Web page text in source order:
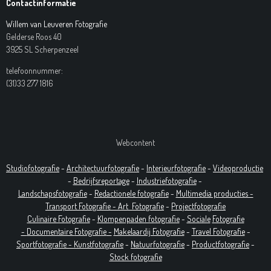
Contactinformatie
Willem van Leuveren Fotografie
Gelderse Roos 40
3925 SL Scherpenzeel
telefoonnummer:
(31)33 277 1816
Webcontent
Studiofotografie- Architectuurfotografie- Interieurfotografie- Videoproductie
- Bedrijfsreportage- Industriefotografie-
Landschapsfotografie- Redactionele fotografie- Multimedia producties -
Transport Fotografie - Art Fotografie- Projectfotografie
Culinaire Fotografie- Klompenpaden fotografie- Sociale Fotografie
- Documentaire Fotografie- Makelaardij Fotografie- Travel Fotografie-
Sportfotografie - Kunstfotografie- Natuurfotografie- Productfotografie-
Stock fotografie